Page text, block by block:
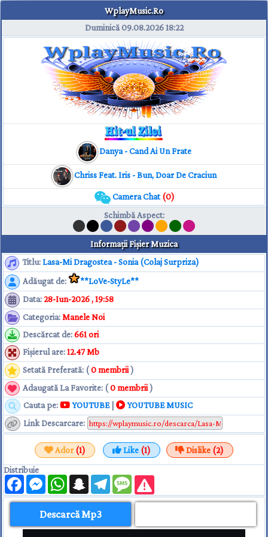
WplayMusic.Ro
Duminică 09.08.202618:22
Danya - Cand Ai Un Frate
Chriss Feat. Iris - Bun, Doar De Craciun
Camera Chat(0)
Schimbă Aspect:
Informaţii Fişier Muzica
Titlu: Lasa-Mi Dragostea - Sonia (Colaj Surpriza)
Adăugat de:
**LoVe-StyLe**
Data:28-Iun-2026 , 19:58
Categoria: Manele Noi
Descărcat de:661 ori
Fişierul are:12.47 Mb
Setată Preferată: (0 membrii )
Adaugată La Favorite: (0 membrii)
Cauta pe:
YOUTUBE|
YOUTUBE MUSIC
Link Descarcare:
Ador(1) Like (1) Dislike (2)
Distribuie
FacebookMessengerWhatsAppSnapchatTelegramMessage
Descarcă Mp3